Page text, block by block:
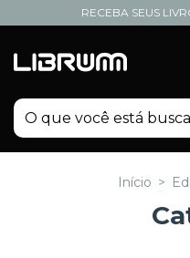
RECEBA SEUS
Início >